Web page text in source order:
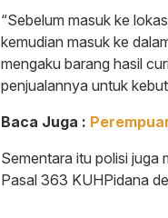
“Sebelum masuk ke
kemudian masuk ke
mengaku barang hasil
penjualannya untuk
Baca Juga :
Sementara itu polisi juga
Pasal 363 KUHPidana